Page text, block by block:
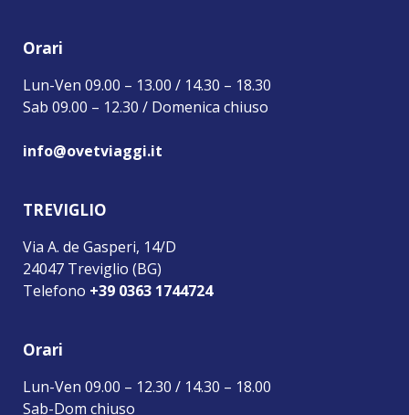
Orari
Lun-Ven 09.00 – 13.00 / 14.30 – 18.30
Sab 09.00 – 12.30 / Domenica chiuso
info@ovetviaggi.it
TREVIGLIO
Via A. de Gasperi, 14/D
24047 Treviglio (BG)
Telefono +39 0363 1744724
Orari
Lun-Ven 09.00 – 12.30 / 14.30 – 18.00
Sab-Dom chiuso